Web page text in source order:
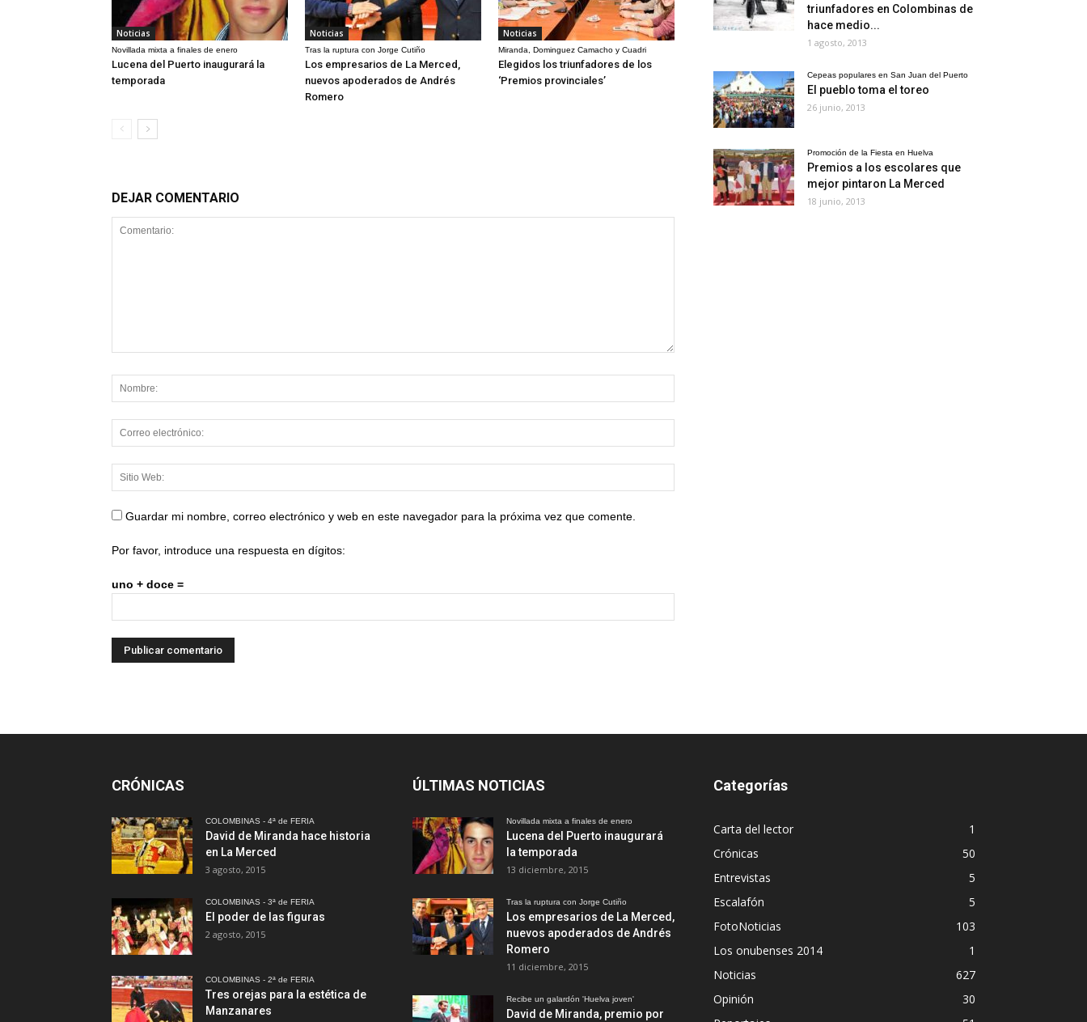
Noticias
Novillada mixta a finales de enero
Lucena del Puerto inaugurará la
temporada
Noticias
Tras la ruptura con Jorge Cutiño
Los empresarios de La Merced,
nuevos apoderados de Andrés
Romero
Noticias
Miranda, Dominguez Camacho y Cuadri
Elegidos los triunfadores de los
‘Premios provinciales’
DEJAR COMENTARIO
Guardar mi nombre, correo electrónico y web en este navegador para la próxima vez que comente.
Por favor, introduce una respuesta en dígitos:
uno + doce =
triunfadores en Colombinas de
hace medio...
1 agosto, 2013
Cepeas populares en San Juan del Puerto
El pueblo toma el toreo
26 junio, 2013
Promoción de la Fiesta en Huelva
Premios a los escolares que
mejor pintaron La Merced
18 junio, 2013
CRÓNICAS
COLOMBINAS - 4ª de FERIA
David de Miranda hace historia
en La Merced
3 agosto, 2015
COLOMBINAS - 3ª de FERIA
El poder de las figuras
2 agosto, 2015
COLOMBINAS - 2ª de FERIA
Tres orejas para la estética de
Manzanares
ÚLTIMAS NOTICIAS
Novillada mixta a finales de enero
Lucena del Puerto inaugurará
la temporada
13 diciembre, 2015
Tras la ruptura con Jorge Cutiño
Los empresarios de La Merced,
nuevos apoderados de Andrés
Romero
11 diciembre, 2015
Recibe un galardón 'Huelva joven'
David de Miranda, premio por
Categorías
Carta del lector
1
Crónicas
50
Entrevistas
5
Escalafón
5
FotoNoticias
103
Los onubenses 2014
1
Noticias
627
Opinión
30